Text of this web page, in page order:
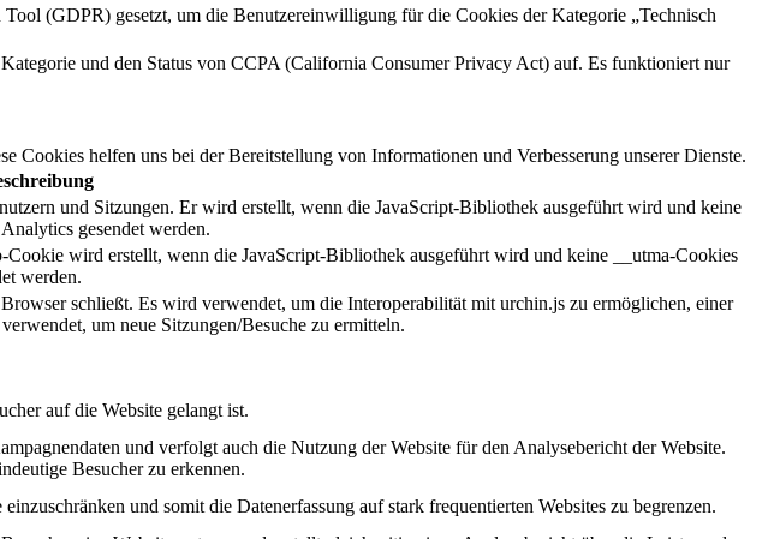
(GDPR) gesetzt, um die Benutzereinwilligung für die Cookies der Kategorie „Technisch
und den Status von CCPA (California Consumer Privacy Act) auf. Es funktioniert nur
helfen uns bei der Bereitstellung von Informationen und Verbesserung unserer Dienste.
und Sitzungen. Er wird erstellt, wenn die JavaScript-Bibliothek ausgeführt wird und keine
gesendet werden.
wird erstellt, wenn die JavaScript-Bibliothek ausgeführt wird und keine __utma-Cookies
werden.
schließt. Es wird verwendet, um die Interoperabilität mit urchin.js zu ermöglichen, einer
um neue Sitzungen/Besuche zu ermitteln.
auf die Website gelangt ist.
und verfolgt auch die Nutzung der Website für den Analysebericht der Website.
Besucher zu erkennen.
und somit die Datenerfassung auf stark frequentierten Websites zu begrenzen.